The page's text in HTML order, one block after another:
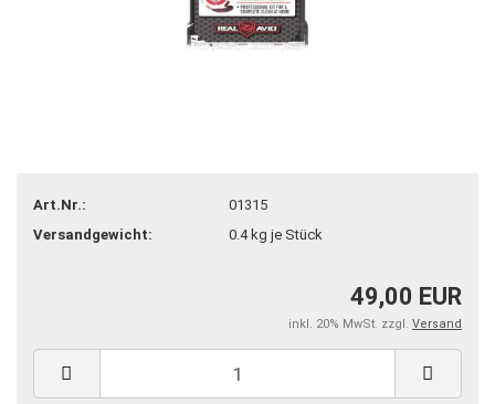
Art.Nr.:
01315
Versandgewicht:
0.4kg je Stück
49,00 EUR
inkl. 20% MwSt. zzgl. Versand